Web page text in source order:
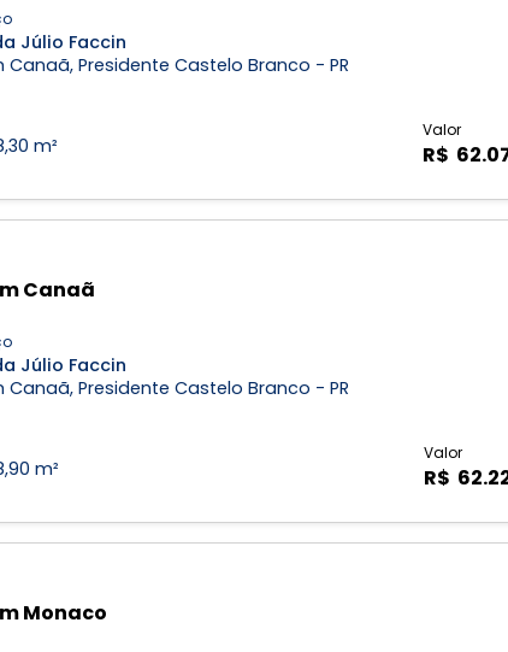
Júlio Faccin
Canaã, Presidente Castelo Branco - PR
m²
Valor
R$
Canaã
Júlio Faccin
Canaã, Presidente Castelo Branco - PR
m²
Valor
R$
Monaco